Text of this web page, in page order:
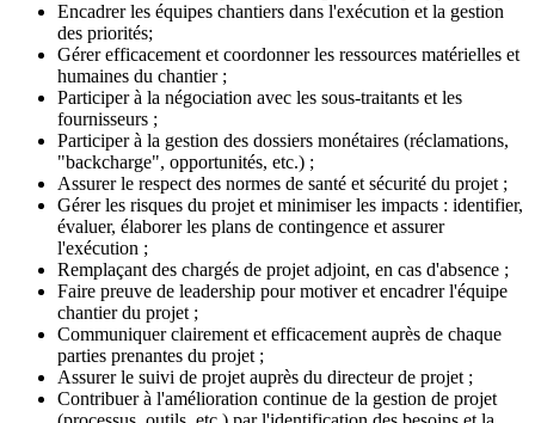
Encadrer les équipes chantiers dans l'exécution et la gestion
des priorités;
Gérer efficacement et coordonner les ressources matérielles et
humaines du chantier ;
Participer à la négociation avec les sous-traitants et les
fournisseurs ;
Participer à la gestion des dossiers monétaires (réclamations,
"backcharge", opportunités, etc.) ;
Assurer le respect des normes de santé et sécurité du projet ;
Gérer les risques du projet et minimiser les impacts : identifier,
évaluer, élaborer les plans de contingence et assurer
l'exécution ;
Remplaçant des chargés de projet adjoint, en cas d'absence ;
Faire preuve de leadership pour motiver et encadrer l'équipe
chantier du projet ;
Communiquer clairement et efficacement auprès de chaque
parties prenantes du projet ;
Assurer le suivi de projet auprès du directeur de projet ;
Contribuer à l'amélioration continue de la gestion de projet